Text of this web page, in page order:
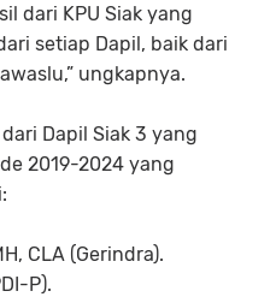
dari KPU Siak yang
setiap Dapil, baik dari
ungkapnya.
Dapil Siak 3 yang
2019-2024 yang
CLA (Gerindra).
P).